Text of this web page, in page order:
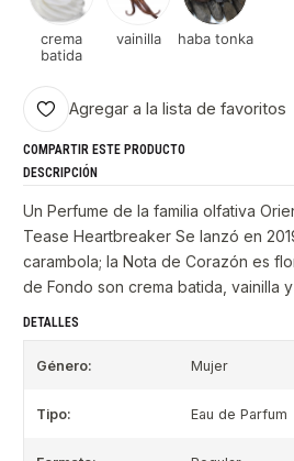
crema
batida
vainilla haba tonka
Agregar a la lista de favoritos
COMPARTIR ESTE PRODUCTO
DESCRIPCIÓN
Un Perfume de la familia olfativa
Tease Heartbreaker Se lanzó en
carambola; la Nota de Corazón es
de Fondo son crema batida, vainilla
DETALLES
Género: Mujer
Tipo: Eau de Parfum